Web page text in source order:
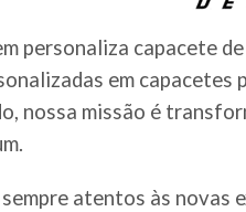
personaliza capacete
em
nossa missão é
atentos às